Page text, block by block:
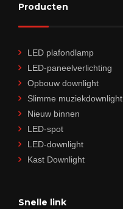
Producten
LED plafondlamp
LED-paneelverlichting
Opbouw downlight
Slimme muziekdownlight
Nieuw binnen
LED-spot
LED-downlight
Kast Downlight
Snelle link